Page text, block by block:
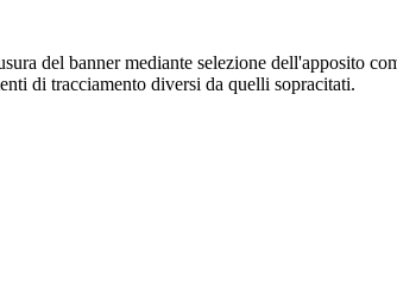
del banner mediante selezione dell'apposito
di tracciamento diversi da quelli sopracitati.